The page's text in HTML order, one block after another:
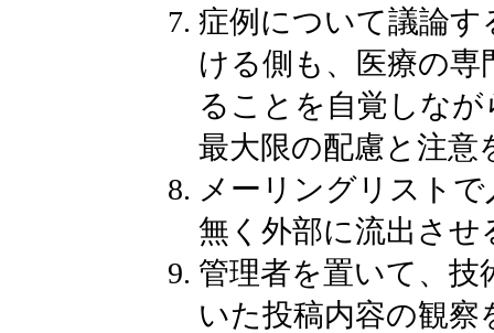
症例について議論す
ける側も、医療の
ることを自覚しな
最大限の配慮と注意
メーリングリスト
無く外部に流出さ
管理者を置いて、技
いた投稿内容の観